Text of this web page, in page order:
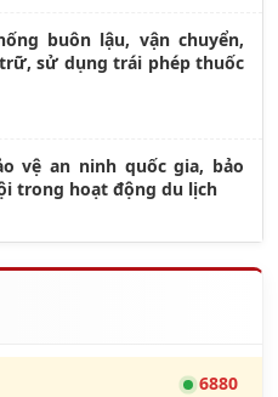
buôn lậu, vận chuyển,
sử dụng trái phép thuốc
vệ an ninh quốc gia, bảo
trong hoạt động du lịch
6880